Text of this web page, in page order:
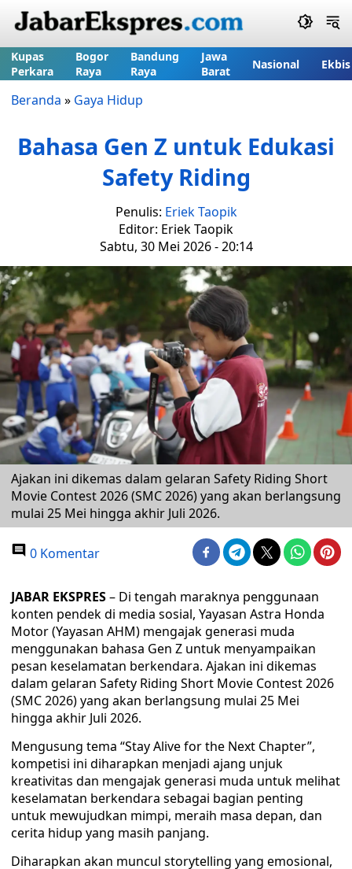
Kupas
Perkara
Bogor
Raya
Bandung
Raya
Jawa
Barat
Nasional Ekbis
Beranda » Gaya Hidup
Bahasa Gen Z untuk Edukasi
Safety Riding
Penulis: Eriek Taopik
Editor: Eriek Taopik
Sabtu, 30 Mei 2026 - 20:14
Ajakan ini dikemas dalam gelaran Safety Riding Short
Movie Contest 2026 (SMC 2026) yang akan berlangsung
mulai 25 Mei hingga akhir Juli 2026.
0 Komentar
JABAR EKSPRES– Di tengah maraknya penggunaan
konten pendek di media sosial, Yayasan Astra Honda
Motor (Yayasan AHM) mengajak generasi muda
menggunakan bahasa Gen Z untuk menyampaikan
pesan keselamatan berkendara. Ajakan ini dikemas
dalam gelaran Safety Riding Short Movie Contest 2026
(SMC 2026) yang akan berlangsung mulai 25 Mei
hingga akhir Juli 2026.
Mengusung tema “Stay Alive for the Next Chapter”,
kompetisi ini diharapkan menjadi ajang unjuk
kreativitas dan mengajak generasi muda untuk melihat
keselamatan berkendara sebagai bagian penting
untuk mewujudkan mimpi, meraih masa depan, dan
cerita hidup yang masih panjang.
Diharapkan akan muncul storytelling yang emosional,